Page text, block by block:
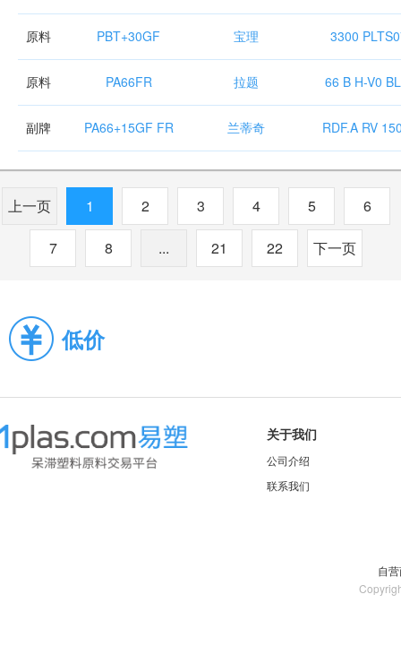
原料 PBT+30GF 宝理 3300
原料 PA66FR 拉题 66 B H-V0
副牌 PA66+15GF FR 兰蒂奇 RDF.A RV
上一页 1 2 3 4 5 6
7 8 ... 21 22 下一页
低价
关于我们
公司介绍
联系我们
自